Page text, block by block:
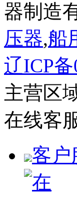
器制造
压器,船
辽ICP备
主营区
在线客
客户